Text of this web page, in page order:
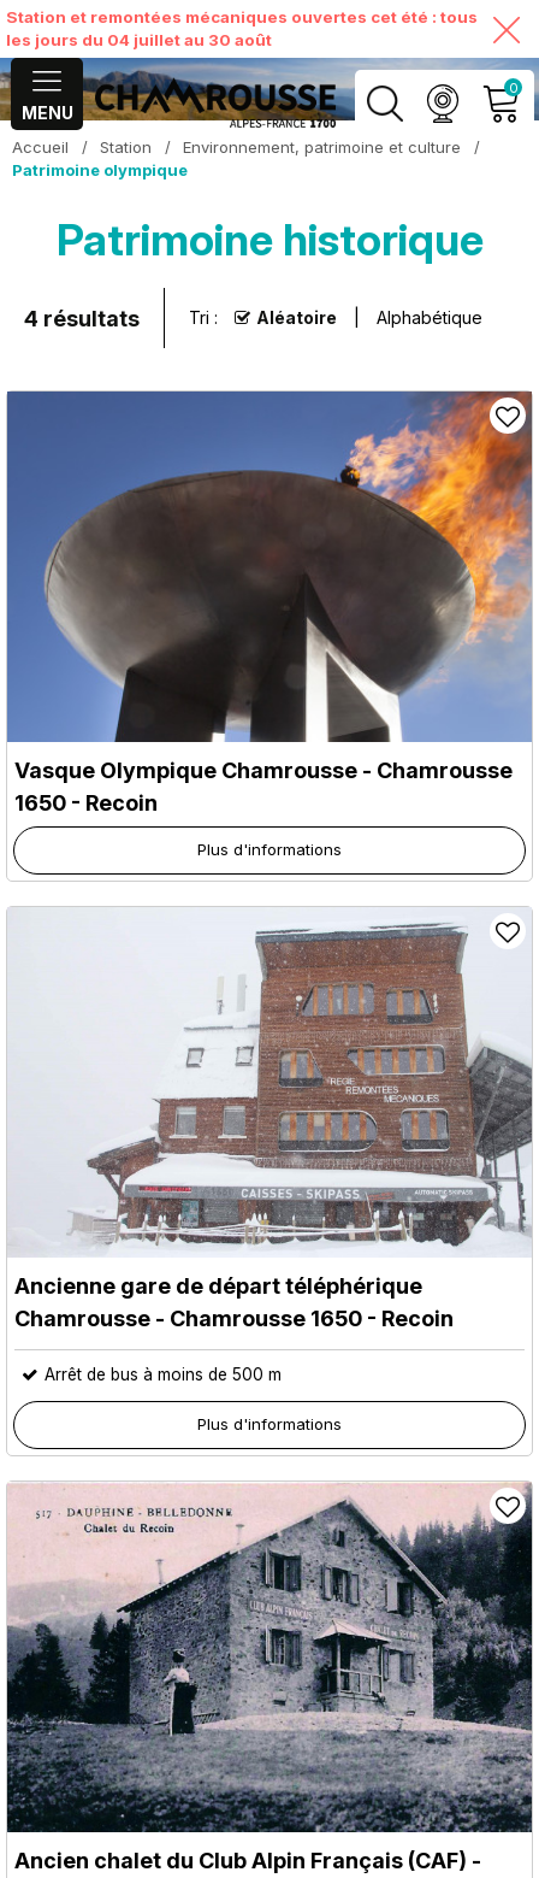
Station et remontées mécaniques ouvertes cet été : tous
les jours du 04 juillet au 30 août
MENU
0
MON COMPTE
VOIR MON PANIER
Accueil / Station / Environnement, patrimoine et culture
/
Patrimoine olympique
Patrimoine historique
4 résultats Tri : Aléatoire Alphabétique
Vasque Olympique Chamrousse - Chamrousse
1650 - Recoin
Plus d'informations
Ancienne gare de départ téléphérique
Chamrousse - Chamrousse 1650 - Recoin
Arrêt de bus à moins de 500 m
Plus d'informations
Ancien chalet du Club Alpin Français (CAF) -